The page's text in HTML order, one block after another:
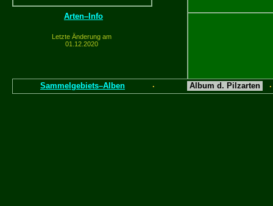
Arten–Info
Letzte Änderung am
01.12.2020
Sammelgebiets–Alben · Album d. Pilzarten